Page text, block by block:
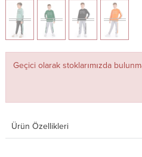
Geçici olarak stoklarımızda
Ürün Özellikleri